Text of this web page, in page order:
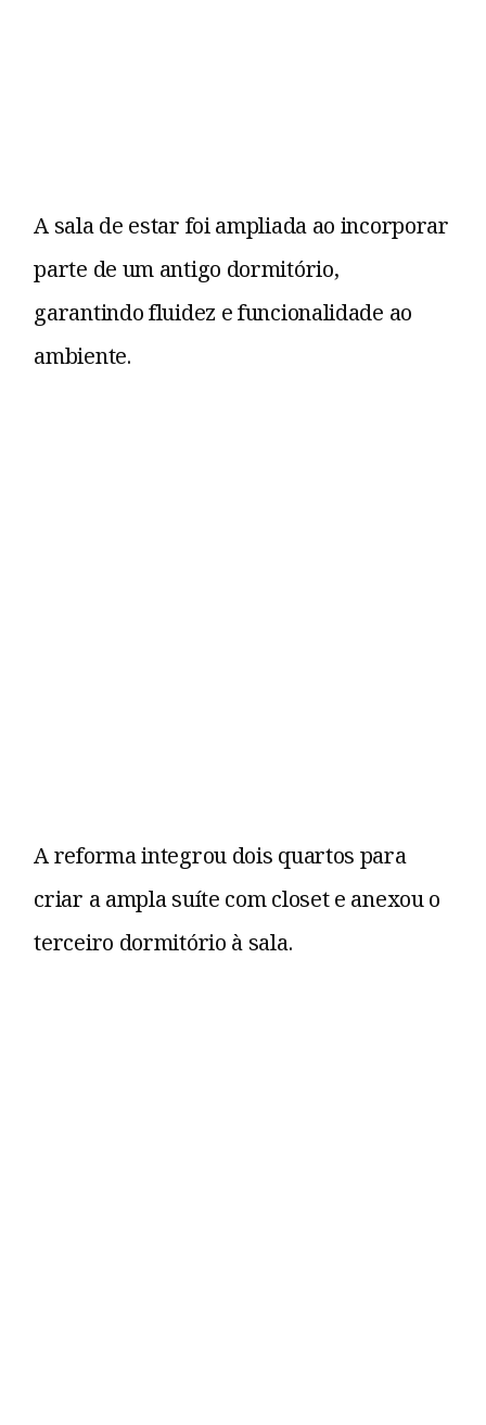
A sala de estar foi ampliada ao incorporar
parte de um antigo dormitório,
garantindo fluidez e funcionalidade ao
ambiente.
A reforma integrou dois quartos para
criar a ampla suíte com closet e anexou o
terceiro dormitório à sala.